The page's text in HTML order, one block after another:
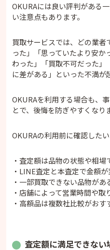
OKURAには良い評判がある
い注意点もあります。
買取サービスでは、どの業
った」「思っていたより安
わった」「買取不可だった」
に差がある」といった不満が
OKURAを利用する場合も、
とで、後悔を防ぎやすくなり
OKURAの利用前に確認した
・査定額は品物の状態や相場
・LINE査定と本査定で金額
・一部買取できない品物があ
・店舗によって営業時間や取
・高額品は複数社比較がおす
査定額に満足できない